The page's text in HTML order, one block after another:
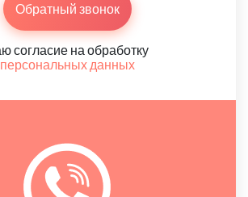
Обратный звонок
согласие на обработку
персональных данных